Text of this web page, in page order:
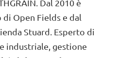
Dal 2010 è
Open Fields e dal
Stuard. Esperto di
industriale, gestione